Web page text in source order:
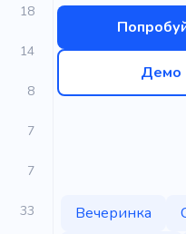
18
14
8
7
7
33
Демо
Вечеринка